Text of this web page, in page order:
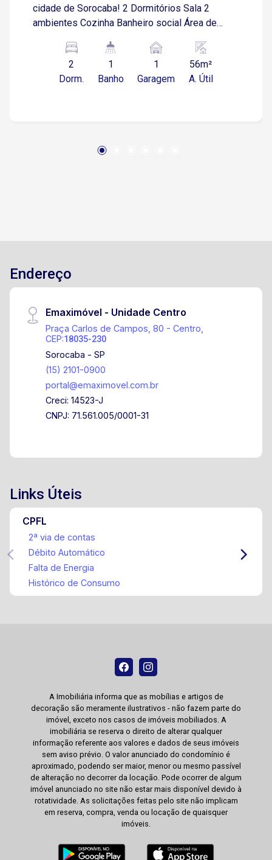
cidade de Sorocaba! 2 Dormitórios Sala 2
ambientes Cozinha Banheiro social Área de
descoberta
2
Dorm.
1
Banho
1
Garagem
56m²
A. Útil
Endereço
Emaximóvel - Unidade Centro
Praça Carlos de Campos, 80 - Centro,
CEP:18035-230
Sorocaba - SP
(15) 2101-0900
portal@emaximovel.com.br
Creci: 14523-J
CNPJ: 71.561.005/0001-31
Links Úteis
CPFL
2ª via de contas
Débito Automático
Falta de Energia
Histórico de Consumo
A Imobiliária informa que as mobílias e artigos de
decoração são meramente ilustrativos - não fazem parte do
imóvel, exceto nos casos de imóveis mobiliados. A
imobiliária se reserva o direito de alterar qualquer
informação referente aos valores e dados de seus imóveis
sem aviso prévio. O valor anunciado do condomínio é
aproximado, podendo ser maior, menor ou mesmo passível
de alteração no decorrer da locação. Pode ocorrer de algum
imóvel anunciado no site não estar mais disponível devido à
rotatividade. As solicitações feitas pelo site não implicam
em reserva, compra, venda ou locação de quaisquer
imóveis.